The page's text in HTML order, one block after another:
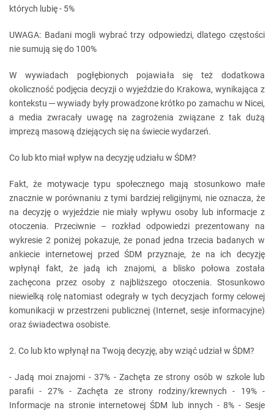
których lubię - 5%
UWAGA: Badani mogli wybrać trzy odpowiedzi, dlatego częstości
nie sumują się do 100%
W wywiadach pogłębionych pojawiała się też dodatkowa
okoliczność podjęcia decyzji o wyjeździe do Krakowa, wynikająca z
kontekstu ─ wywiady były prowadzone krótko po zamachu w Nicei,
a media zwracały uwagę na zagrożenia związane z tak dużą
imprezą masową dziejących się na świecie wydarzeń.
Co lub kto miał wpływ na decyzję udziału w ŚDM?
Fakt, że motywacje typu społecznego mają stosunkowo małe
znacznie w porównaniu z tymi bardziej religijnymi, nie oznacza, że
na decyzję o wyjeździe nie miały wpływu osoby lub informacje z
otoczenia. Przeciwnie – rozkład odpowiedzi prezentowany na
wykresie 2 poniżej pokazuje, że ponad jedna trzecia badanych w
ankiecie internetowej przed ŚDM przyznaje, że na ich decyzję
wpłynął fakt, że jadą ich znajomi, a blisko połowa została
zachęcona przez osoby z najbliższego otoczenia. Stosunkowo
niewielką rolę natomiast odegrały w tych decyzjach formy celowej
komunikacji w przestrzeni publicznej (Internet, sesje informacyjne)
oraz świadectwa osobiste.
2. Co lub kto wpłynął na Twoją decyzję, aby wziąć udział w ŚDM?
- Jadą moi znajomi - 37% - Zachęta ze strony osób w szkole lub
parafii - 27% - Zachęta ze strony rodziny/krewnych - 19% -
Informacje na stronie internetowej ŚDM lub innych - 8% - Sesje